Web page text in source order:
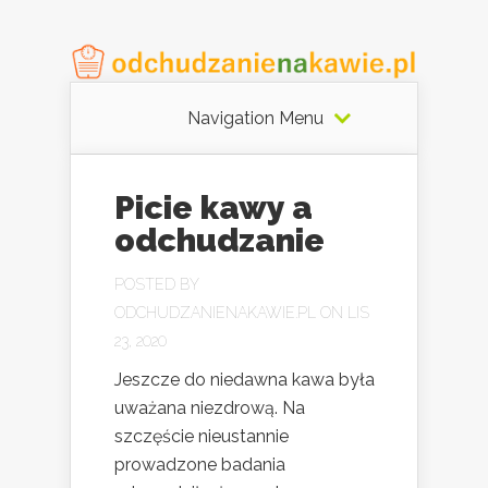
Navigation Menu
Picie kawy a
odchudzanie
POSTED BY
ODCHUDZANIENAKAWIE.PL
ON LIS
23, 2020
Jeszcze do niedawna kawa była
uważana niezdrową. Na
szczęście nieustannie
prowadzone badania